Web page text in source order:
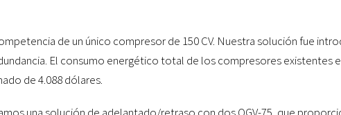
de un único compresor de 150 CV. Nuestra solución fue
El consumo energético total de los compresores existentes
de 4.088 dólares.